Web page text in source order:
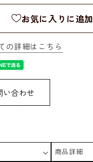
お気に入りに追加
の詳細はこちら
商品詳細